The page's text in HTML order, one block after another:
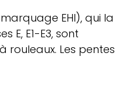
EHI), qui la
E1-E3, sont
rouleaux. Les pentes